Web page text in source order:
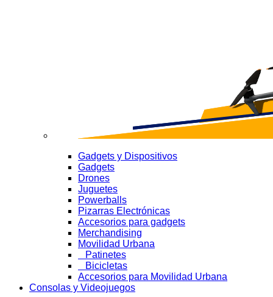
Gadgets y Dispositivos
Gadgets
Drones
Juguetes
Powerballs
Pizarras Electrónicas
Accesorios para gadgets
Merchandising
Movilidad Urbana
Patinetes
Bicicletas
Accesorios para Movilidad Urbana
Consolas y Videojuegos